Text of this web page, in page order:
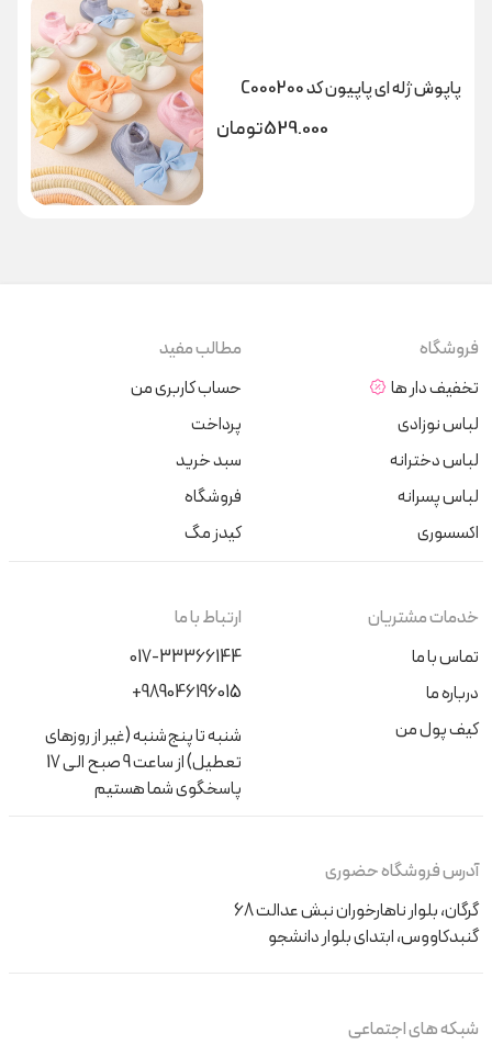
پاپوش ژله ای پاپیون کد C000200
529.000تومان
فروشگاه
تخفیف دار ها
لباس نوزادی
لباس دخترانه
لباس پسرانه
اکسسوری
مطالب مفید
حساب کاربری من
پرداخت
سبد خرید
فروشگاه
کیدز مگ
خدمات مشتریان
تماس با ما
درباره ما
کیف پول من
ارتباط با ما
017-33366144
+989046196015
شنبه تا پنج‌شنبه (غیر از روزهای
تعطیل) از ساعت 9 صبح الی 17
پاسخگوی شما هستیم
آدرس فروشگاه حضوری
گرگان، بلوار ناهارخوران نبش عدالت 68
گنبدکاووس، ابتدای بلوار دانشجو
شبکه های اجتماعی